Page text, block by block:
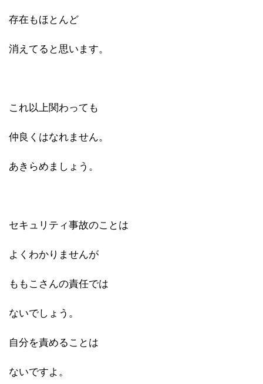
存在もほとんど
消えてると思います。
これ以上関わっても
仲良くはなれません。
あきらめましょう。
セキュリティ事故のことは
よくわかりませんが
ももこさんの責任では
ないでしょう。
自分を責めることは
ないですよ。